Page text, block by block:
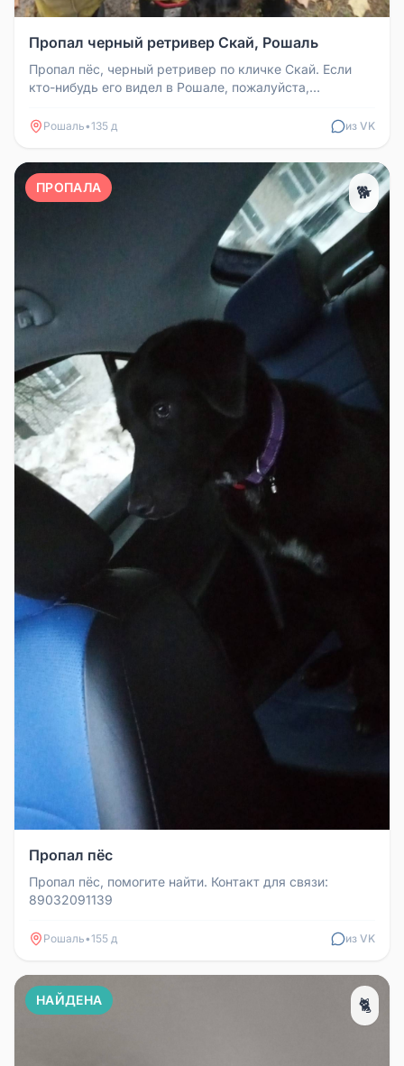
Пропал черный ретривер Скай, Рошаль
Пропал пёс, черный ретривер по кличке Скай. Если
кто-нибудь его видел в Рошале, пожалуйста,
Рошаль•135 д из VK
ПРОПАЛА 🐕
Пропал пёс
Пропал пёс, помогите найти. Контакт для связи:
89032091139
Рошаль•155 д из VK
НАЙДЕНА 🐈